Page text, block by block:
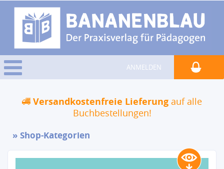
ANMELDEN
Versandkostenfreie Lieferung auf alle
Buchbestellungen!
Shop-Kategorien